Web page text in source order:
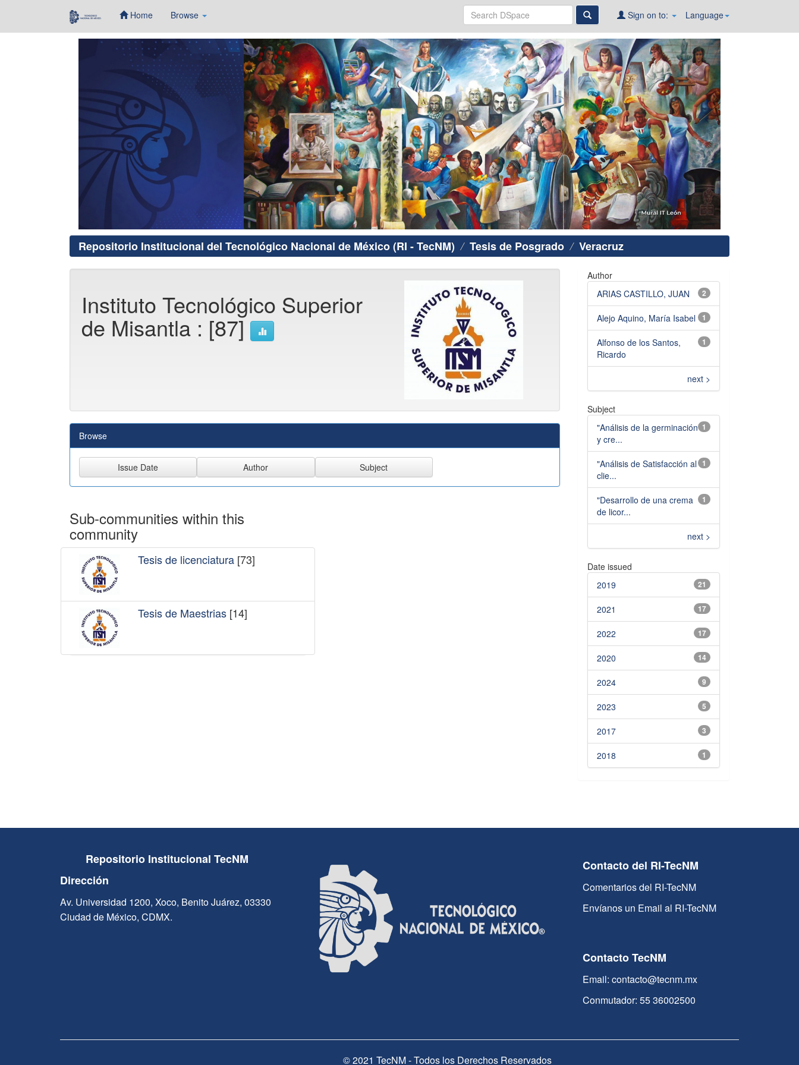
Home Browse Language
Sign on to:
Repositorio Institucional del Tecnológico Nacional de México (RI - TecNM) Tesis de Posgrado Veracruz
Instituto Tecnológico Superior
de Misantla : [87]
Browse
Sub-communities within this
community
Tesis de licenciatura[73]
Tesis de Maestrias[14]
Author
2
ARIAS CASTILLO, JUAN
1
Alejo Aquino, María Isabel
1
Alfonso de los Santos,
Ricardo
next >
Subject
1
"Análisis de la germinación
y cre...
1
"Análisis de Satisfacción al
clie...
1
"Desarrollo de una crema
de licor...
next >
Date issued
21
2019
17
2021
17
2022
14
2020
9
2024
5
2023
3
2017
1
2018
Repositorio Institucional TecNM
Dirección
Av. Universidad 1200, Xoco, Benito Juárez, 03330
Ciudad de México, CDMX.
Contacto del RI-TecNM
Comentarios del RI-TecNM
Envíanos un Email al RI-TecNM
Contacto TecNM
Email: contacto@tecnm.mx
Conmutador: 55 36002500
© 2021 TecNM - Todos los Derechos Reservados